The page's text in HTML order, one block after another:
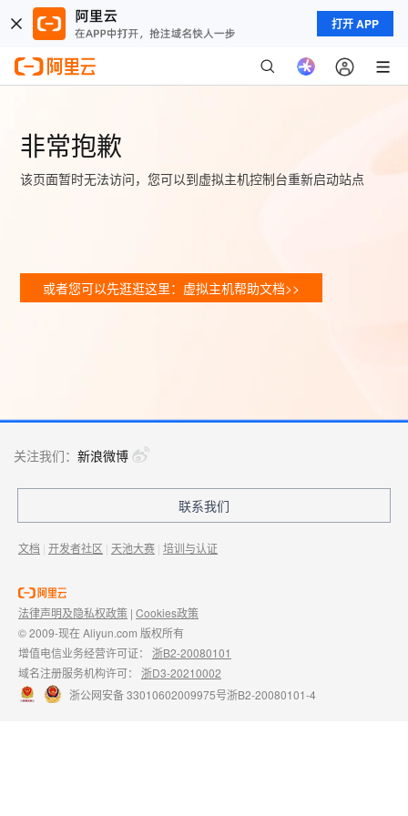
打开 APP
非常抱歉
该页面暂时无法访问，您可以到虚拟主机控制台重新启动站点
或者您可以先逛逛这里：虚拟主机帮助文档>>